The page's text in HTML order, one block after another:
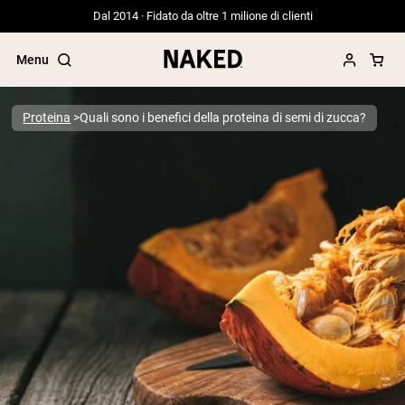
Dal 2014 · Fidato da oltre 1 milione di clienti
Menu
”Micellar Casein“
PROTEIN POWDERSBest Seller
Proteina di piselli
Proteine del Siero di Latte da
Allevamento al Pascolo
Proteina Quali sono i benefici della proteina di semi di zucca?